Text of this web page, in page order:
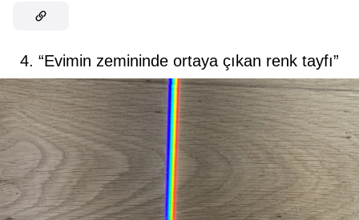
4. “Evimin zemininde ortaya çıkan renk tayfı”